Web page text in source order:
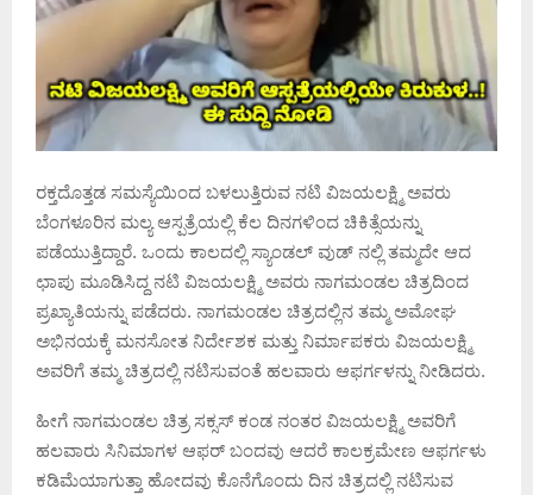
ರಕ್ತದೊತ್ತಡ ಸಮಸ್ಯೆಯಿಂದ ಬಳಲುತ್ತಿರುವ ನಟಿ ವಿಜಯಲಕ್ಷ್ಮಿ ಅವರು
ಬೆಂಗಳೂರಿನ ಮಲ್ಯ ಆಸ್ಪತ್ರೆಯಲ್ಲಿ ಕೆಲ ದಿನಗಳಿಂದ ಚಿಕಿತ್ಸೆಯನ್ನು
ಪಡೆಯುತ್ತಿದ್ದಾರೆ. ಒಂದು ಕಾಲದಲ್ಲಿ ಸ್ಯಾಂಡಲ್ ವುಡ್ ನಲ್ಲಿ ತಮ್ಮದೇ ಆದ
ಛಾಪು ಮೂಡಿಸಿದ್ದ ನಟಿ ವಿಜಯಲಕ್ಷ್ಮಿ ಅವರು ನಾಗಮಂಡಲ ಚಿತ್ರದಿಂದ
ಪ್ರಖ್ಯಾತಿಯನ್ನು ಪಡೆದರು. ನಾಗಮಂಡಲ ಚಿತ್ರದಲ್ಲಿನ ತಮ್ಮ ಅಮೋಘ
ಅಭಿನಯಕ್ಕೆ ಮನಸೋತ ನಿರ್ದೇಶಕ ಮತ್ತು ನಿರ್ಮಾಪಕರು ವಿಜಯಲಕ್ಷ್ಮಿ
ಅವರಿಗೆ ತಮ್ಮ ಚಿತ್ರದಲ್ಲಿ ನಟಿಸುವಂತೆ ಹಲವಾರು ಆಫರ್ಗಳನ್ನು ನೀಡಿದರು.
ಹೀಗೆ ನಾಗಮಂಡಲ ಚಿತ್ರ ಸಕ್ಸಸ್ ಕಂಡ ನಂತರ ವಿಜಯಲಕ್ಷ್ಮಿ ಅವರಿಗೆ
ಹಲವಾರು ಸಿನಿಮಾಗಳ ಆಫರ್ ಬಂದವು ಆದರೆ ಕಾಲಕ್ರಮೇಣ ಆಫರ್ಗಳು
ಕಡಿಮೆಯಾಗುತ್ತಾ ಹೋದವು ಕೊನೆಗೊಂದು ದಿನ ಚಿತ್ರದಲ್ಲಿ ನಟಿಸುವ